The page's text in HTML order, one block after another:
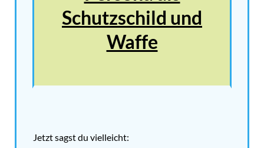
Schutzschild und
Waffe
Jetzt sagst du vielleicht: